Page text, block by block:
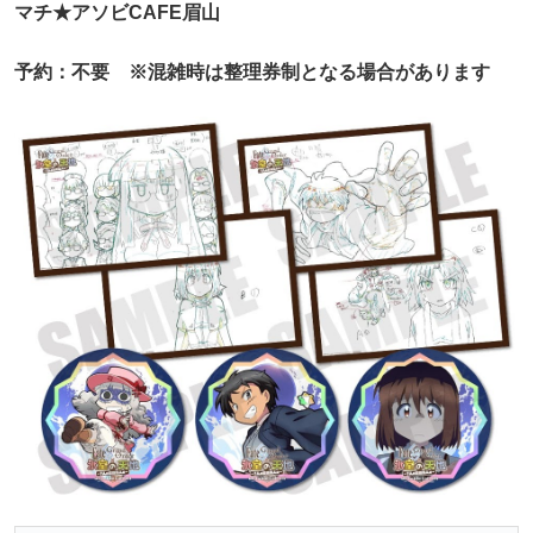
マチ★アソビCAFE眉山
予約：不要 ※混雑時は整理券制となる場合があります